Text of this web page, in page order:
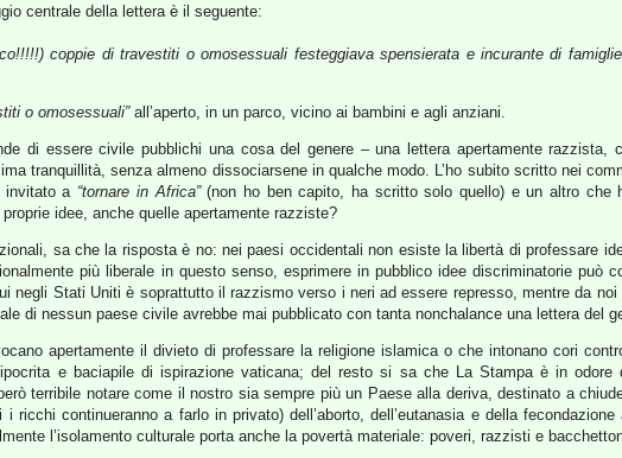
centrale della lettera è il seguente:
coppie di travestiti o omosessuali festeggiava spensierata e incurante di
o omosessuali”all’aperto, in un parco, vicino ai bambini e agli anziani.
di essere civile pubblichi una cosa del genere – una lettera apertamente razzista,
tranquillità, senza almeno dissociarsene in qualche modo. L’ho subito scritto nei
invitato a “tornare in Africa”(non ho ben capito, ha scritto solo quello) e un altro che
idee, anche quelle apertamente razziste?
sa che la risposta è no: nei paesi occidentali non esiste la libertà di professare
più liberale in questo senso, esprimere in pubblico idee discriminatorie può
Stati Uniti è soprattutto il razzismo verso i neri ad essere represso, mentre da noi
di nessun paese civile avrebbe mai pubblicato con tanta nonchalance una lettera del
apertamente il divieto di professare la religione islamica o che intonano cori
e baciapile di ispirazione vaticana; del resto si sa che La Stampa è in odore
terribile notare come il nostro sia sempre più un Paese alla deriva, destinato a
continueranno a farlo in privato) dell’aborto, dell’eutanasia e della
l’isolamento culturale porta anche la povertà materiale: poveri, razzisti e